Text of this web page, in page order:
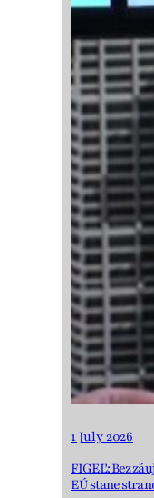
1 July 2026
FIGEĽ: Bez
EÚ stane